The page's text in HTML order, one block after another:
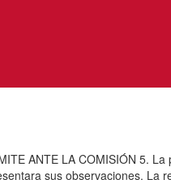
ANTE LA COMISIÓN 5.
sus observaciones. La